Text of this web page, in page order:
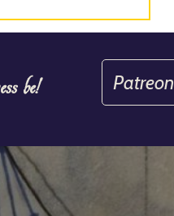
be! Patreon